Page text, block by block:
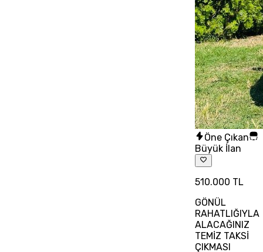
Öne Çıkan
Büyük İlan
510.000 TL
GÖNÜL
RAHATLIĞIYLA
ALACAĞINIZ
TEMİZ TAKSİ
ÇIKMASI